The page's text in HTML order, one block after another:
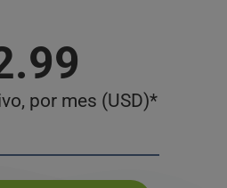
por mes (USD)*